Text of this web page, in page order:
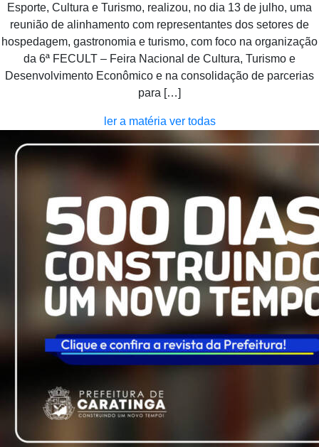
Esporte, Cultura e Turismo, realizou, no dia 13 de julho, uma
reunião de alinhamento com representantes dos setores de
hospedagem, gastronomia e turismo, com foco na organização
da 6ª FECULT – Feira Nacional de Cultura, Turismo e
Desenvolvimento Econômico e na consolidação de parcerias
para […]
ler a matéria ver todas